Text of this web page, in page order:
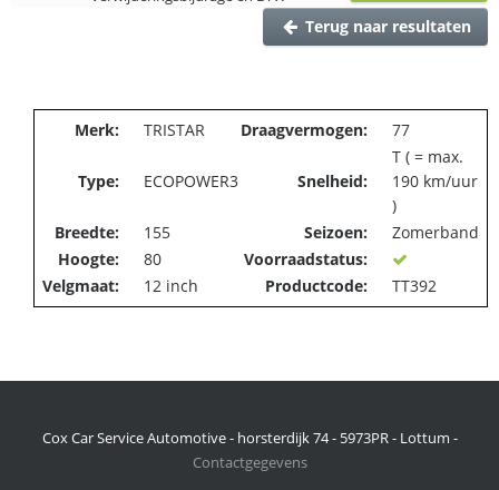
Terug naar resultaten
Merk: TRISTAR Draagvermogen: 77
Type: ECOPOWER3 Snelheid:
T ( = max.
190 km/uur
)
Breedte:
155 Seizoen:
Zomerband
Hoogte:
80
Voorraadstatus:
Velgmaat:
12 inch Productcode: TT392
Cox Car Service Automotive - horsterdijk 74 - 5973PR - Lottum -
Contactgegevens